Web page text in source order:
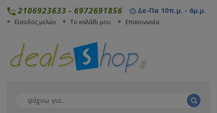
2106923633 - 6972691856 Δε-Πα 10π.μ. - 6μ.μ.
Είσοδος μελών Το καλάθι μου Επικοινωνία